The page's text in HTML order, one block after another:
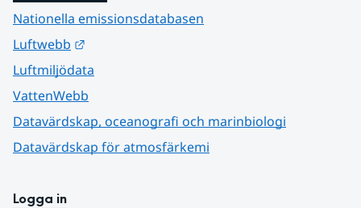
Nationella emissionsdatabasen
Luftwebb
Luftmiljödata
VattenWebb
Datavärdskap, oceanografi och marinbiologi
Datavärdskap för atmosfärkemi
Logga in